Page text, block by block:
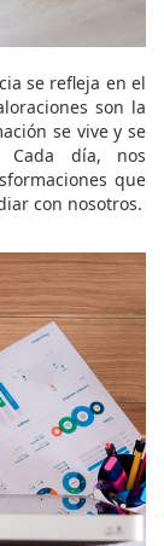
se refleja en el
son la
se vive y se
Cada día, nos
que
con nosotros.